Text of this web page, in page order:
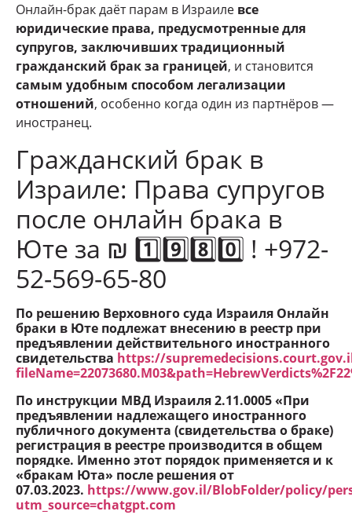
Онлайн-брак даёт парам в Израиле все
юридические права, предусмотренные для
супругов, заключивших традиционный
гражданский брак за границей, и становится
самым удобным способом легализации
отношений, особенно когда один из партнёров —
иностранец.
Гражданский брак в
Израиле: Права супругов
после онлайн брака в
Юте за ₪ 1️⃣9️⃣8️⃣0️⃣ ! +972-
52-569-65-80
По решению Верховного суда Израиля Онлайн
браки в Юте подлежат внесению в реестр при
предъявлении действительного иностранного
свидетельства https://
По инструкции МВД Израиля 2.11.0005 «При
предъявлении надлежащего иностранного
публичного документа (свидетельства о браке)
регистрация в реестре производится в общем
порядке. Именно этот порядок применяется и к
«бракам Юта» после решения от
07.03.2023. https://www.gov.il/BlobFolder/policy/
utm_source=chatgpt.com